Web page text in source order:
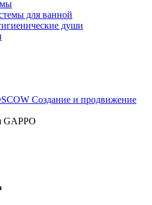
для ванной
души
Создание и продвижение
GAPPO